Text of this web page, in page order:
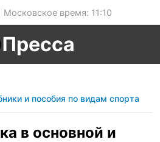
Московское время: 11:10
Пресса
и пособия по видам спорта
в основной и